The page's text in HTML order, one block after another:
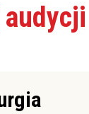
audycji